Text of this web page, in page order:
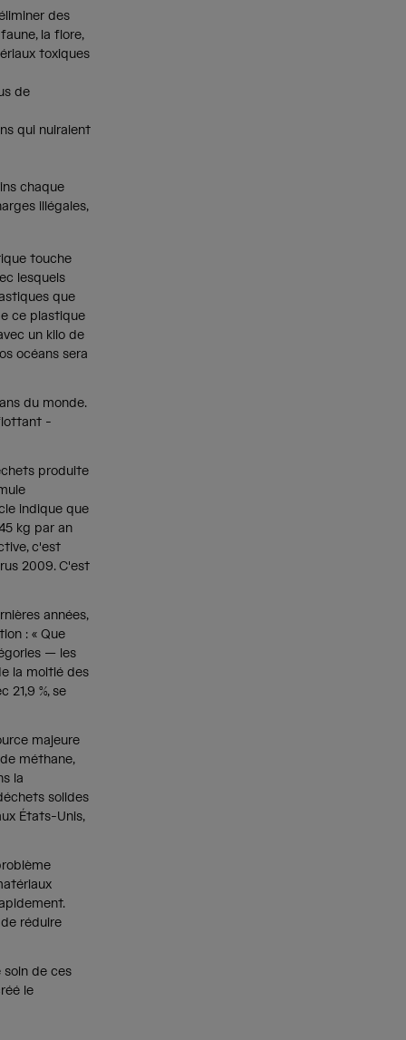
des
la flore,
toxiques
de
qui nuiraient
chaque
illégales,
touche
lesquels
que
ce plastique
un kilo de
océans sera
du monde.
-
produite
indique que
kg par an
c'est
2009. C'est
années,
: « Que
— les
la moitié des
%, se
majeure
méthane,
la
solides
États-Unis,
réduire
de ces
le